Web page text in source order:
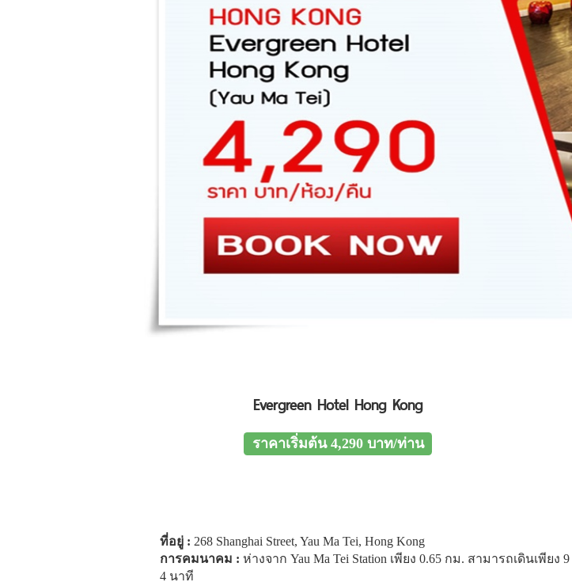
Evergreen Hotel Hong Kong
ราคาเริ่มต้น 4,290 บาท/ท่าน
ที่อยู่ : 268 Shanghai Street, Yau Ma Tei, Hong Kong
การคมนาคม : ห่างจาก Yau Ma Tei Station เพียง 0.65 กม. สามารถเดินเพียง
4 นาที